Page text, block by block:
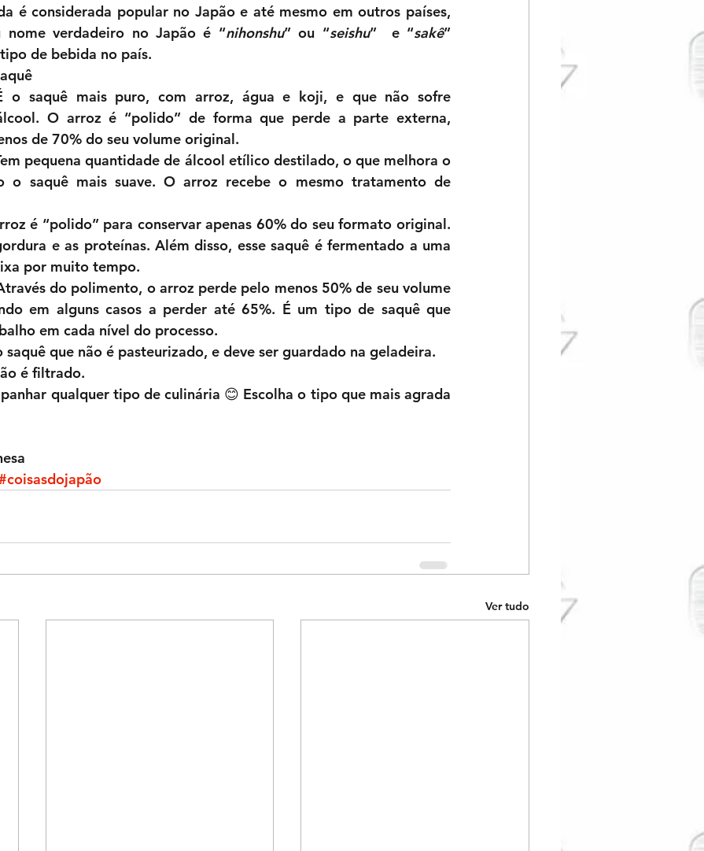
é considerada popular no Japão e até mesmo em outros países,
nome verdadeiro no Japão é “nihonshu” ou “seishu”  e “sakê”
de bebida no país.
o saquê mais puro, com arroz, água e koji, e que não sofre
O arroz é “polido” de forma que perde a parte externa,
de 70% do seu volume original.
pequena quantidade de álcool etílico destilado, o que melhora o
o saquê mais suave. O arroz recebe o mesmo tratamento de
é “polido” para conservar apenas 60% do seu formato original.
e as proteínas. Além disso, esse saquê é fermentado a uma
por muito tempo.
do polimento, o arroz perde pelo menos 50% de seu volume
em alguns casos a perder até 65%. É um tipo de saquê que
em cada nível do processo.
saquê que não é pasteurizado, e deve ser guardado na geladeira.
é filtrado.
qualquer tipo de culinária 😊 Escolha o tipo que mais agrada
Ver tudo